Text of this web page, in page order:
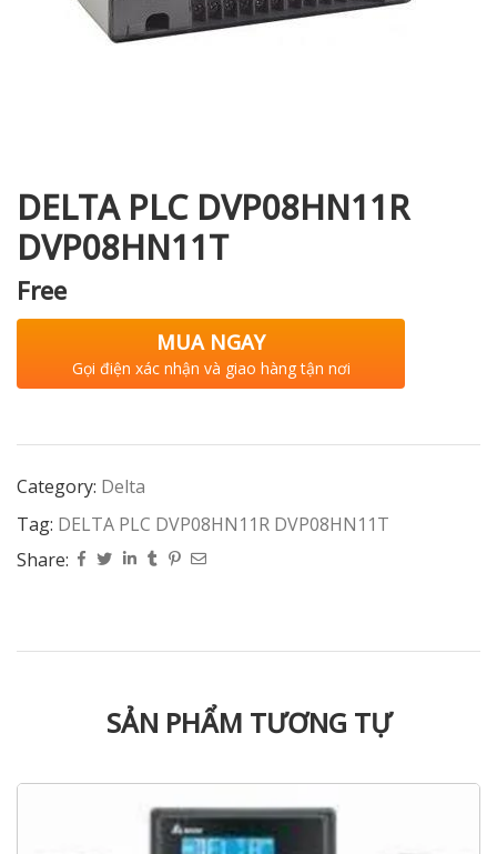
DELTA PLC DVP08HN11R
DVP08HN11T
Free
MUA NGAY
Gọi điện xác nhận và giao hàng tận nơi
Category: Delta
Tag: DELTA PLC DVP08HN11R DVP08HN11T
Share:
SẢN PHẨM TƯƠNG TỰ